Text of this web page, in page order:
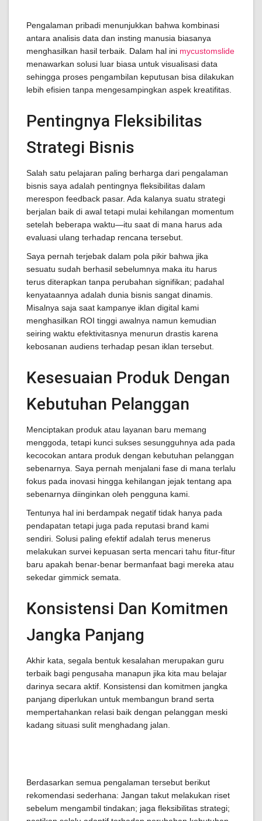
Pengalaman pribadi menunjukkan bahwa kombinasi
antara analisis data dan insting manusia biasanya
menghasilkan hasil terbaik. Dalam hal ini mycustomslide
menawarkan solusi luar biasa untuk visualisasi data
sehingga proses pengambilan keputusan bisa dilakukan
lebih efisien tanpa mengesampingkan aspek kreatifitas.
Pentingnya Fleksibilitas
Strategi Bisnis
Salah satu pelajaran paling berharga dari pengalaman
bisnis saya adalah pentingnya fleksibilitas dalam
merespon feedback pasar. Ada kalanya suatu strategi
berjalan baik di awal tetapi mulai kehilangan momentum
setelah beberapa waktu—itu saat di mana harus ada
evaluasi ulang terhadap rencana tersebut.
Saya pernah terjebak dalam pola pikir bahwa jika
sesuatu sudah berhasil sebelumnya maka itu harus
terus diterapkan tanpa perubahan signifikan; padahal
kenyataannya adalah dunia bisnis sangat dinamis.
Misalnya saja saat kampanye iklan digital kami
menghasilkan ROI tinggi awalnya namun kemudian
seiring waktu efektivitasnya menurun drastis karena
kebosanan audiens terhadap pesan iklan tersebut.
Kesesuaian Produk Dengan
Kebutuhan Pelanggan
Menciptakan produk atau layanan baru memang
menggoda, tetapi kunci sukses sesungguhnya ada pada
kecocokan antara produk dengan kebutuhan pelanggan
sebenarnya. Saya pernah menjalani fase di mana terlalu
fokus pada inovasi hingga kehilangan jejak tentang apa
sebenarnya diinginkan oleh pengguna kami.
Tentunya hal ini berdampak negatif tidak hanya pada
pendapatan tetapi juga pada reputasi brand kami
sendiri. Solusi paling efektif adalah terus menerus
melakukan survei kepuasan serta mencari tahu fitur-fitur
baru apakah benar-benar bermanfaat bagi mereka atau
sekedar gimmick semata.
Konsistensi Dan Komitmen
Jangka Panjang
Akhir kata, segala bentuk kesalahan merupakan guru
terbaik bagi pengusaha manapun jika kita mau belajar
darinya secara aktif. Konsistensi dan komitmen jangka
panjang diperlukan untuk membangun brand serta
mempertahankan relasi baik dengan pelanggan meski
kadang situasi sulit menghadang jalan.
Berdasarkan semua pengalaman tersebut berikut
rekomendasi sederhana: Jangan takut melakukan riset
sebelum mengambil tindakan; jaga fleksibilitas strategi;